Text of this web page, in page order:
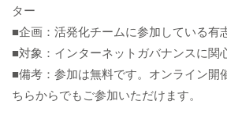
ター
■企画：活発化チームに参加している有
■対象：インターネットガバナンスに関
■備考：参加は無料です。オンライン開
ちらからでもご参加いただけます。